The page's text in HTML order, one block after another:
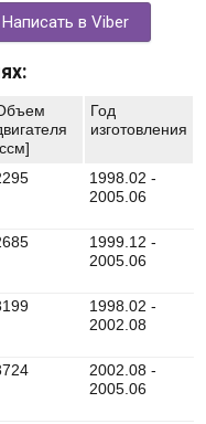
Написать в Viber
Год
изготовления
1998.02 -
2005.06
1999.12 -
2005.06
1998.02 -
2002.08
2002.08 -
2005.06